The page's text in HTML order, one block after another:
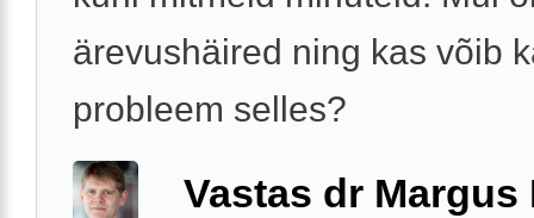
ärevushäired ning kas võib
probleem selles?
Vastas dr Margus